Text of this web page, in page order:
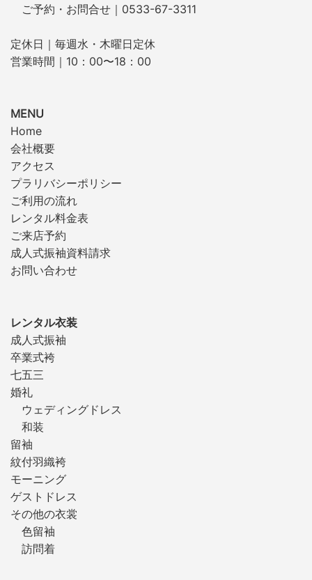
ご予約・お問合せ｜0533-67-3311
定休日｜毎週水・木曜日定休
営業時間｜10：00〜18：00
MENU
Home
会社概要
アクセス
プラリバシーポリシー
ご利用の流れ
レンタル料金表
ご来店予約
成人式振袖資料請求
お問い合わせ
レンタル衣装
成人式振袖
卒業式袴
七五三
婚礼
ウェディングドレス
和装
留袖
紋付羽織袴
モーニング
ゲストドレス
その他の衣裳
色留袖
訪問着